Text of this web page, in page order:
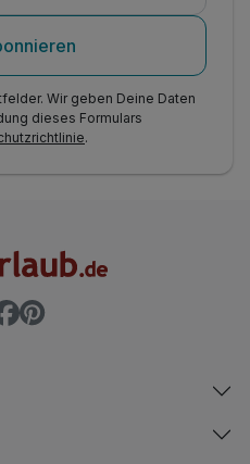
Wir geben Deine Daten
dieses Formulars
.